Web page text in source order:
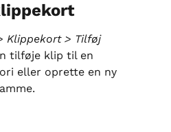
Klippekort > Tilføj
tilføje klip til en
eller oprette en ny